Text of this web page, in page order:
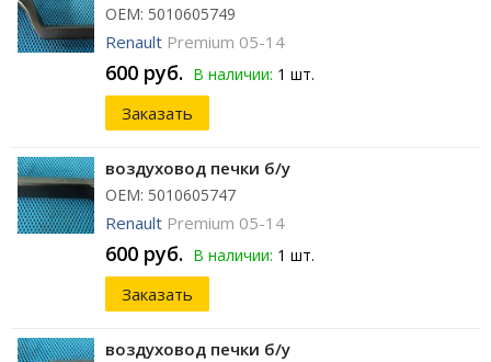
ОЕМ: 5010605749
Renault Premium 05-14
600 руб. В наличии: 1 шт.
Заказать
воздуховод печки б/у
ОЕМ: 5010605747
Renault Premium 05-14
600 руб. В наличии: 1 шт.
Заказать
воздуховод печки б/у